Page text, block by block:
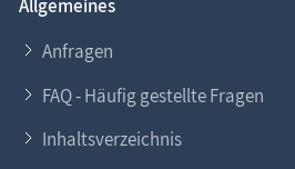
Allgemeines
Anfragen
FAQ - Häufig gestellte Fragen
Inhaltsverzeichnis